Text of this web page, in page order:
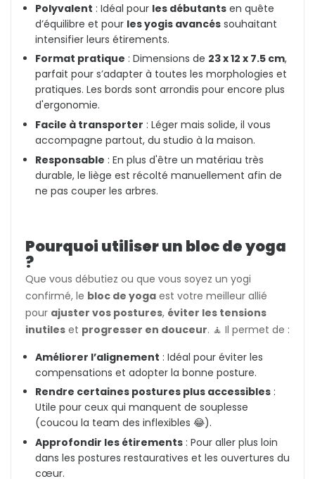
Polyvalent : Idéal pour les débutants en quête
d’équilibre et pour les yogis avancés souhaitant
intensifier leurs étirements.
Format pratique : Dimensions de 23 x 12 x 7.5 cm,
parfait pour s’adapter à toutes les morphologies et
pratiques. Les bords sont arrondis pour encore plus
d'ergonomie.
Facile à transporter : Léger mais solide, il vous
accompagne partout, du studio à la maison.
Responsable : En plus d'être un matériau très
durable, le liège est récolté manuellement afin de
ne pas couper les arbres.
Pourquoi utiliser un bloc de yoga
?
Que vous débutiez ou que vous soyez un yogi
confirmé, le bloc de yoga est votre meilleur allié
pour ajuster vos postures, éviter les tensions
inutiles et progresser en douceur. 🧘 Il permet de :
Améliorer l’alignement : Idéal pour éviter les
compensations et adopter la bonne posture.
Rendre certaines postures plus accessibles :
Utile pour ceux qui manquent de souplesse
(coucou la team des inflexibles 😂).
Approfondir les étirements : Pour aller plus loin
dans les postures restauratives et les ouvertures du
cœur.